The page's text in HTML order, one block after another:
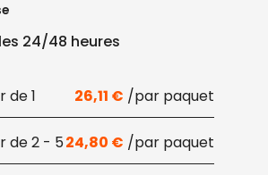
24/48 heures
1 26,11 €
2 - 524,80 €